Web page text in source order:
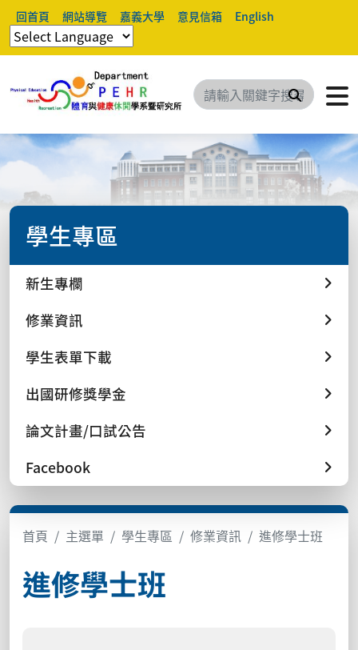
回首頁 網站導覽 嘉義大學 意見信箱 English
搜尋
學生專區
新生專欄
修業資訊
學生表單下載
出國研修獎學金
論文計畫/口試公告
Facebook
首頁 主選單 學生專區 修業資訊 進修學士班
進修學士班